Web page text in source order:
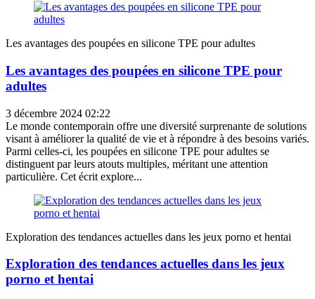
Les avantages des poupées en silicone TPE pour adultes
Les avantages des poupées en silicone TPE pour
adultes
3 décembre 2024 02:22
Le monde contemporain offre une diversité surprenante de solutions
visant à améliorer la qualité de vie et à répondre à des besoins variés.
Parmi celles-ci, les poupées en silicone TPE pour adultes se
distinguent par leurs atouts multiples, méritant une attention
particulière. Cet écrit explore...
Exploration des tendances actuelles dans les jeux porno et hentai
Exploration des tendances actuelles dans les jeux
porno et hentai